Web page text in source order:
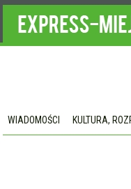
WIADOMOŚCI KULTURA,